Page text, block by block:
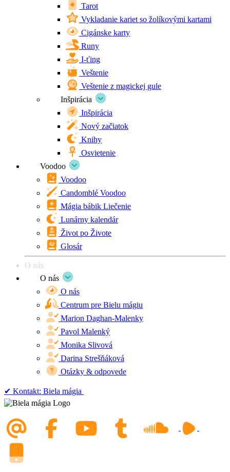
Tarot
Vykladanie kariet so žolíkovými kartami
Cigánske karty
Runy
I-ťing
Veštenie
Veštenie z magickej gule
Inšpirácia
Inšpirácia
Nový začiatok
Knihy
Osvietenie
Voodoo
Voodoo
Candomblé Voodoo
Mágia bábik Liečenie
Lunárny kalendár
Život po Živote
Glosár
O nás
O nás
O nás
Centrum pre Bielu mágiu
Marion Daghan-Malenky
Pavol Malenký
Monika Slivová
Darina Strešňáková
Otázky & odpovede
✔︎ Kontakt: Biela mágia